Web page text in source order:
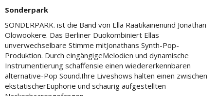
Sonderpark
SONDERPARK. ist die Band von Ella Raatikainenund Jonathan
Olowookere. Das Berliner Duokombiniert Ellas
unverwechselbare Stimme mitJonathans Synth-Pop-
Produktion. Durch eingängigeMelodien und dynamische
Instrumentierung schaffensie einen wiedererkennbaren
alternative-Pop Sound.Ihre Liveshows halten einen zwischen
ekstatischerEuphorie und schaurig aufgestellten